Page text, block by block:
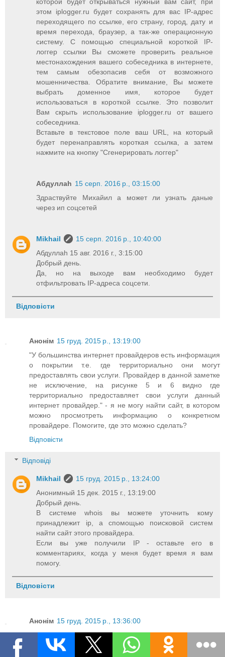
которой будет открываться нужный вам сайт, при
этом iplogger.ru будет сохранять для вас IP-адрес
переходящего по ссылке, его страну, город, дату и
время перехода, браузер, а так-же операционную
систему. С помощью специальной короткой IP-
логгер ссылки Вы сможете проверить реальное
местонахождения вашего собеседника в интернете,
тем самым обезопасив себя от возможного
мошенничества. Обратите внимание, Вы можете
выбрать доменное имя, которое будет
использоваться в короткой ссылке. Это позволит
Вам скрыть использование iplogger.ru от вашего
собеседника.
Вставьте в текстовое поле ваш URL, на который
будет перенаправлять короткая ссылка, а затем
нажмите на кнопку "Сгенерировать логгер"
Абдуллаh 15 серп. 2016 р., 03:15:00
Здраствуйте Михайил а может ли узнать даные
через ип соцсетей
Mikhail
15 серп. 2016 р., 10:40:00
Абдуллаh 15 авг. 2016 г., 3:15:00
Добрый день.
Да, но на выходе вам необходимо будет
отфильтровать IP-адреса соцсети.
Відповісти
Анонім 15 груд. 2015 р., 13:19:00
"У большинства интернет провайдеров есть информация
о покрытии т.е. где территориально они могут
предоставлять свои услуги. Провайдер в данной заметке
не исключение, на рисунке 5 и 6 видно где
территориально предоставляет свои услуги данный
интернет провайдер." - я не могу найти сайт, в котором
можно просмотреть информацию о конкретном
провайдере. Помогите, где это можно сделать?
Відповісти
Відповіді
Mikhail
15 груд. 2015 р., 13:24:00
Анонимный 15 дек. 2015 г., 13:19:00
Добрый день.
В системе whois вы можете уточнить кому
принадлежит ip, а спомощью поисковой систем
найти сайт этого провайдера.
Если вы уже получили IP - оставьте его в
комментариях, когда у меня будет время я вам
помогу.
Відповісти
Анонім 15 груд. 2015 р., 13:36:00
Я нашел айпи, но не могу в поисковых системах найти
сайт провайдера, чтобы прознать улицу и дом человека.
Вы лучше скажите мне, чем пользуетесь вы, не буду же я